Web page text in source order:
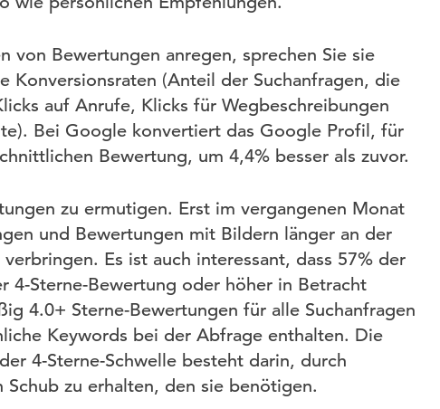
von Bewertungen anregen, sprechen Sie sie
Konversionsraten (Anteil der Suchanfragen, die
auf Anrufe, Klicks für Wegbeschreibungen
Bei Google konvertiert das Google Profil, für
Bewertung, um 4,4% besser als zuvor.
zu ermutigen. Erst im vergangenen Monat
und Bewertungen mit Bildern länger an der
Es ist auch interessant, dass 57% der
4-Sterne-Bewertung oder höher in Betracht
4.0+ Sterne-Bewertungen für alle Suchanfragen
Keywords bei der Abfrage enthalten. Die
4-Sterne-Schwelle besteht darin, durch
zu erhalten, den sie benötigen.